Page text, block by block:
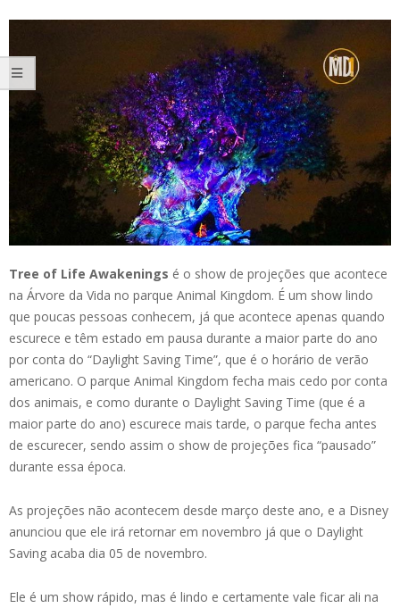
Tree of Life Awakenings é o show de projeções que acontece
na Árvore da Vida no parque Animal Kingdom. É um show lindo
que poucas pessoas conhecem, já que acontece apenas quando
escurece e têm estado em pausa durante a maior parte do ano
por conta do “Daylight Saving Time”, que é o horário de verão
americano. O parque Animal Kingdom fecha mais cedo por conta
dos animais, e como durante o Daylight Saving Time (que é a
maior parte do ano) escurece mais tarde, o parque fecha antes
de escurecer, sendo assim o show de projeções fica “pausado”
durante essa época.
As projeções não acontecem desde março deste ano, e a Disney
anunciou que ele irá retornar em novembro já que o Daylight
Saving acaba dia 05 de novembro.
Ele é um show rápido, mas é lindo e certamente vale ficar ali na